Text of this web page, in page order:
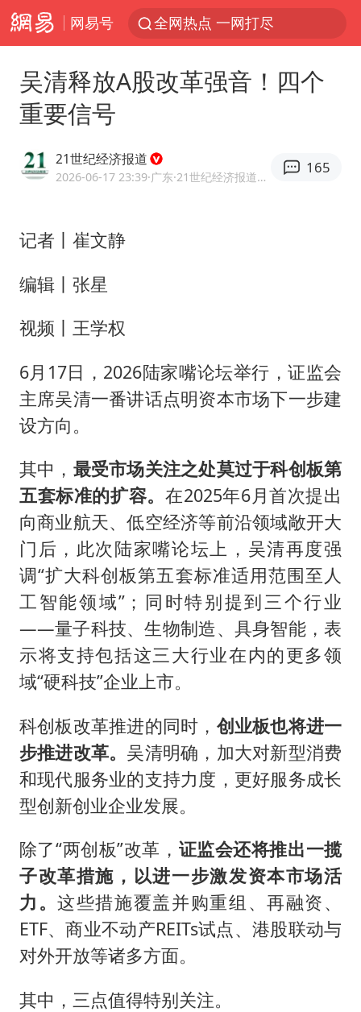
网易号 全网热点 一网打尽
吴清释放A股改革强音！四个
重要信号
21世纪经济报道
2026-06-17 23:39·广东 ·21世纪经济报道官方账号
165
记者丨崔文静
编辑丨张星
视频丨王学权
6月17日，2026陆家嘴论坛举行，证监会
主席吴清一番讲话点明资本市场下一步建
设方向。
其中， 最受市场关注之处莫过于科创板第
五套标准的扩容。 在2025年6月首次提出
向商业航天、低空经济等前沿领域敞开大
门后，此次陆家嘴论坛上，吴清再度强
调“扩大科创板第五套标准适用范围至人
工智能领域”；同时特别提到三个行业
——量子科技、生物制造、具身智能，表
示将支持包括这三大行业在内的更多领
域“硬科技”企业上市。
科创板改革推进的同时， 创业板也将进一
步推进改革。 吴清明确，加大对新型消费
和现代服务业的支持力度，更好服务成长
型创新创业企业发展。
除了“两创板”改革， 证监会还将推出一揽
子改革措施，以进一步激发资本市场活
力。这些措施覆盖并购重组、再融资、
ETF、商业不动产REITs试点、港股联动与
对外开放等诸多方面。
其中，三点值得特别关注。